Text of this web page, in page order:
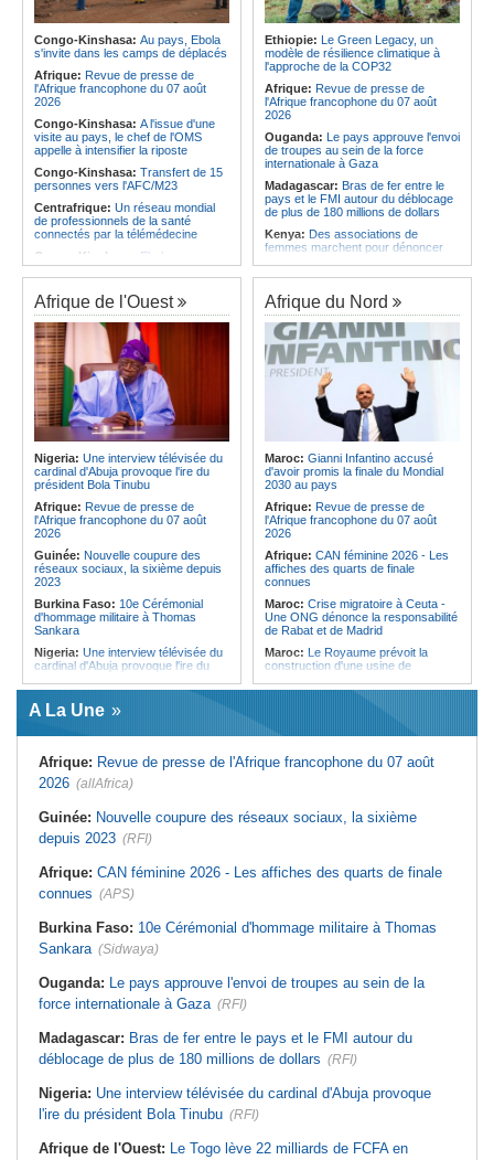
Afrique:AfroBasket U18 (F) - Le
Sénégal craque au 3e quart-temps
et s'incline face à la Tunisie (44-43)
Afrique du Nord:Santé - La
Tunisie troisième pays arabe et 49e
au monde
Angola:La nouvelle loi renforce la
protection des institutions contre les
cyberattaques, selon Mário Oliveira
Angola:Le pays criminalise la
diffusion de fausses informations
sur Internet
Congo-Kinshasa: Au pays, Ebola
s'invite dans les camps de déplacés
Afrique: Revue de presse de
l'Afrique francophone du 07 août
2026
Congo-Kinshasa: A l'issue d'une
visite au pays, le chef de l'OMS
appelle à intensifier la riposte
Congo-Kinshasa: Transfert de 15
personnes vers l'AFC/M23
Centrafrique: Un réseau mondial
de professionnels de la santé
connectés par la télémédecine
Congo-Kinshasa: Ebola au pays -
Africa CDC mise sur les
communautés
Afrique Centrale:L'explosion de la
demande de viande de brousse
extermine la faune sauvage
Congo-Kinshasa:Après l'accord
avec une branche des FDLR, les
zones d'ombre persistent
Centrafrique: Un gendarme détenu
par le groupe armé AAKG retrouve
la liberté
Rome et Kigali discutent
d'une possible externalisation au
pays des procédures d'asile à
destination de l'Italie
Ethiopie: Le Green Legacy, un
modèle de résilience climatique à
l'approche de la COP32
Afrique: Revue de presse de
l'Afrique francophone du 07 août
2026
Ouganda: Le pays approuve l'envoi
de troupes au sein de la force
internationale à Gaza
Madagascar: Bras de fer entre le
pays et le FMI autour du déblocage
de plus de 180 millions de dollars
Kenya: Des associations de
femmes marchent pour dénoncer
Afrique:La CEA renforce les
capacités des parlementaires de
l'Afrique de l'Est
Congo-Kinshasa:
Après l'accord
avec une branche des FDLR, les
zones d'ombre persistent
Sud-Soudan:
Le pays à la croisée
des chemins, alerte l'ONU
Rwanda:Rome et Kigali discutent
d'une possible externalisation au
pays des procédures d'asile à
destination de l'Italie
Somalie:Le camp de Galkayo
frappé par une violente attaque des
Forces du Puntland
Afrique de l'Ouest
Nigeria: Une interview télévisée du
cardinal d'Abuja provoque l'ire du
président Bola Tinubu
Afrique: Revue de presse de
l'Afrique francophone du 07 août
2026
Guinée: Nouvelle coupure des
réseaux sociaux, la sixième depuis
2023
Burkina Faso: 10e Cérémonial
d'hommage militaire à Thomas
Sankara
Nigeria: Une interview télévisée du
cardinal d'Abuja provoque l'ire du
Afrique de l'Ouest:
22 milliards de FCFA en obligations
l'UEMOA
Cote d'Ivoire:Le retour du tambour
parleur «Djidji Ayôkwé» prend une
dimension politique
Guinée:
Le président dissipe les
doutes concernant son état de
santé dans un message publié sur X
l'assurance pour tous - Le pacte de
- Les retards du calendrier
alimentent les soupçons d'un report
Afrique du Nord
Maroc: Gianni Infantino accusé
d'avoir promis la finale du Mondial
2030 au pays
Afrique: Revue de presse de
l'Afrique francophone du 07 août
2026
Afrique: CAN féminine 2026 - Les
affiches des quarts de finale
connues
Maroc: Crise migratoire à Ceuta -
Une ONG dénonce la responsabilité
de Rabat et de Madrid
Maroc: Le Royaume prévoit la
construction d'une usine de
déchets à Casablanca
agents de sécurité, selon des
associations
Maroc:Au-délà du communiqué -
de Sebta
Tunisie: Basket - Eliminatoires
A La Une
Afrique: Revue de presse de l'Afrique francophone du 07 août
2026 (allAfrica)
Guinée: Nouvelle coupure des réseaux sociaux, la sixième
depuis 2023 (RFI)
Afrique: CAN féminine 2026 - Les affiches des quarts de finale
connues (APS)
Burkina Faso: 10e Cérémonial d'hommage militaire à Thomas
Sankara (Sidwaya)
Ouganda: Le pays approuve l'envoi de troupes au sein de la
force internationale à Gaza (RFI)
Madagascar: Bras de fer entre le pays et le FMI autour du
déblocage de plus de 180 millions de dollars (RFI)
Nigeria: Une interview télévisée du cardinal d'Abuja provoque
l'ire du président Bola Tinubu (RFI)
Afrique de l'Ouest: Le Togo lève 22 milliards de FCFA en